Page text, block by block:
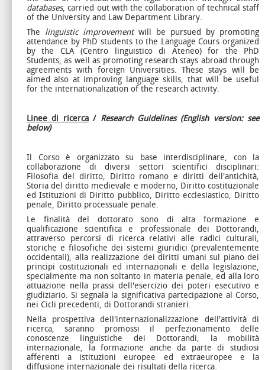
databases, carried out with the collaboration of technical staff
of the University and Law Department Library.
The linguistic improvement will be pursued by promoting
attendance by PhD students to the Language Cours organized
by the CLA (Centro linguistico di Ateneo) for the PhD
Students, as well as promoting research stays abroad through
agreements with foreign Universities. These stays will be
aimed also at improving language skills, that will be useful
for the internationalization of the research activity.
Linee di ricerca/ Research Guidelines (English version: see
below)
Il Corso è organizzato su base interdisciplinare, con la
collaborazione di diversi settori scientifici disciplinari:
Filosofia del diritto, Diritto romano e diritti dell'antichità,
Storia del diritto medievale e moderno, Diritto costituzionale
ed Istituzioni di Diritto pubblico, Diritto ecclesiastico, Diritto
penale, Diritto processuale penale.
Le finalità del dottorato sono di alta formazione e
qualificazione scientifica e professionale dei Dottorandi,
attraverso percorsi di ricerca relativi alle radici culturali,
storiche e filosofiche dei sistemi giuridici (prevalentemente
occidentali), alla realizzazione dei diritti umani sul piano dei
principi costituzionali ed internazionali e della legislazione,
specialmente ma non soltanto in materia penale, ed alla loro
attuazione nella prassi dell'esercizio dei poteri esecutivo e
giudiziario. Si segnala la significativa partecipazione al Corso,
nei Cicli precedenti, di Dottorandi stranieri.
Nella prospettiva dell'internazionalizzazione dell'attività di
ricerca, saranno promossi il perfezionamento delle
conoscenze linguistiche dei Dottorandi, la mobilità
internazionale, la formazione anche da parte di studiosi
afferenti a istituzioni europee ed extraeuropee e la
diffusione internazionale dei risultati della ricerca.